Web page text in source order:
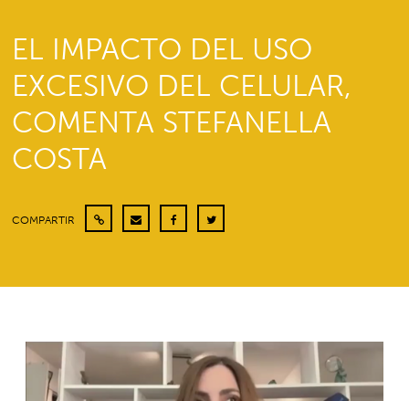
EL IMPACTO DEL USO
EXCESIVO DEL CELULAR,
COMENTA STEFANELLA
COSTA
COMPARTIR